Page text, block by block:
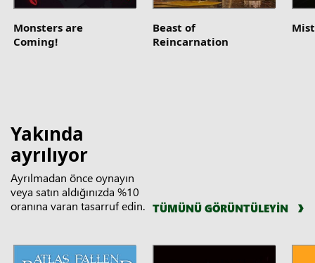
Monsters are
Coming!
Beast of
Reincarnation
Yakında
ayrılıyor
Ayrılmadan önce oynayın
veya satın aldığınızda %10
oranına varan tasarruf edin. TÜMÜNÜ GÖRÜNTÜLEYİN